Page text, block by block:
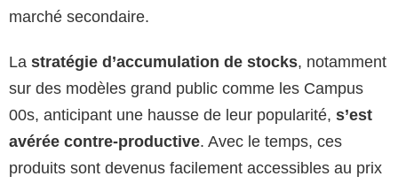
marché secondaire.
La stratégie d’accumulation de stocks, notamment
sur des modèles grand public comme les Campus
00s, anticipant une hausse de leur popularité, s’est
avérée contre-productive. Avec le temps, ces
produits sont devenus facilement accessibles au prix